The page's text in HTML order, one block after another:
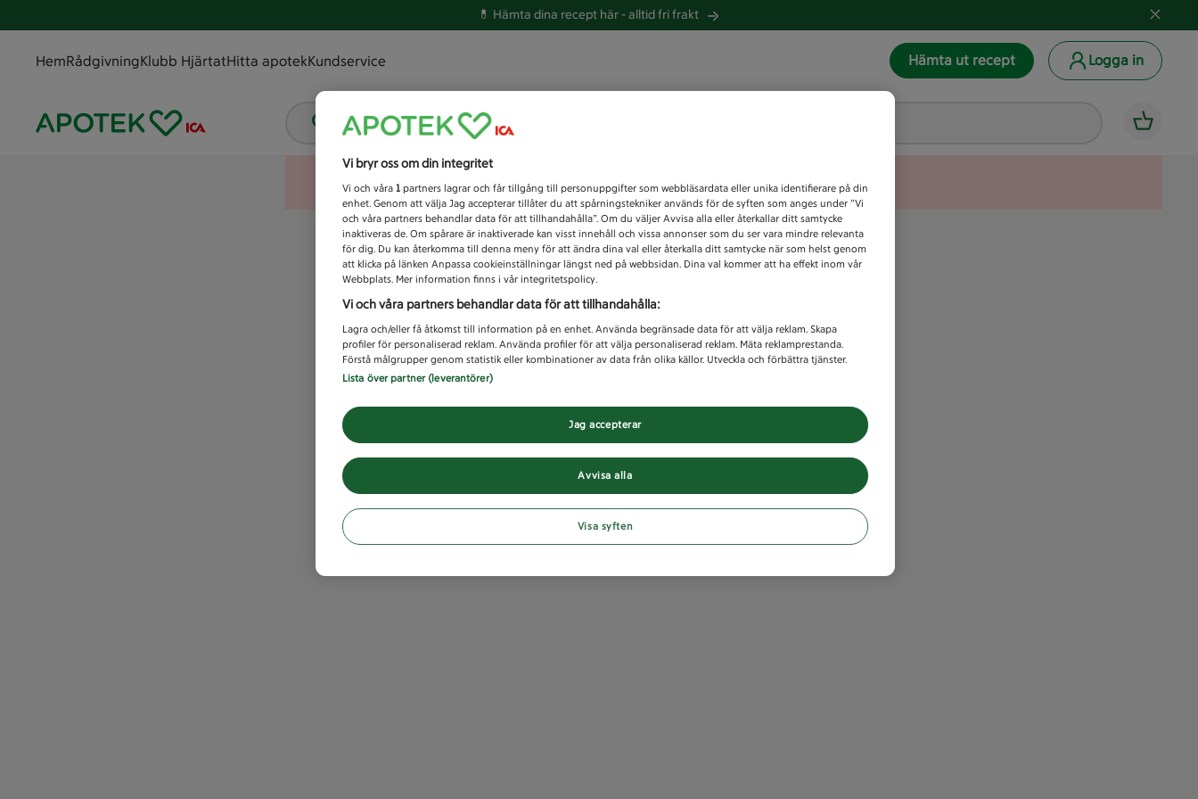
💊 Hämta dina recept här -alltid fri frakt
HemRådgivningKlubb HjärtatHitta apotekKundservice Hämta ut recept Logga in
Vad letar du efter idag?
Unknown error
Vi bryr oss om din integritet
Vi och våra 1 partners lagrar och får tillgång till personuppgifter som webbläsardata eller unika identifierare på din
enhet. Genom att välja Jag accepterar tillåter du att spårningstekniker används för de syften som anges under ”Vi
och våra partners behandlar data för att tillhandahålla”. Om du väljer Avvisa alla eller återkallar ditt samtycke
inaktiveras de. Om spårare är inaktiverade kan visst innehåll och vissa annonser som du ser vara mindre relevanta
för dig. Du kan återkomma till denna meny för att ändra dina val eller återkalla ditt samtycke när som helst genom
att klicka på länken Anpassa cookieinställningar längst ned på webbsidan. Dina val kommer att ha effekt inom vår
Webbplats. Mer information finns i vår integritetspolicy.
Vi och våra partners behandlar data för att tillhandahålla:
Lagra och/eller få åtkomst till information på en enhet. Använda begränsade data för att välja reklam. Skapa
profiler för personaliserad reklam. Använda profiler för att välja personaliserad reklam. Mäta reklamprestanda.
Förstå målgrupper genom statistik eller kombinationer av data från olika källor. Utveckla och förbättra tjänster.
Lista över partner (leverantörer)
Avvisa alla
Jag accepterar
Visa syften